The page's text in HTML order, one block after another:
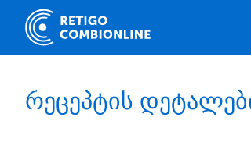
რეცეპტის